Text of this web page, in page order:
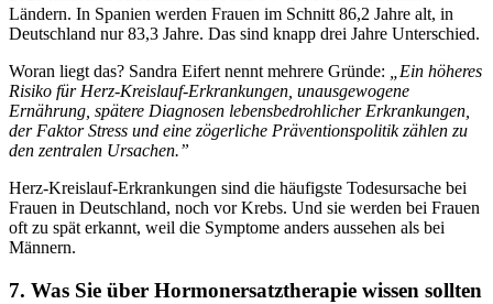
Ländern. In Spanien werden Frauen im Schnitt 86,2 Jahre alt, in
Deutschland nur 83,3 Jahre. Das sind knapp drei Jahre Unterschied.
Woran liegt das? Sandra Eifert nennt mehrere Gründe:
„Ein höheres
Risiko für Herz-Kreislauf-Erkrankungen, unausgewogene
Ernährung, spätere Diagnosen lebensbedrohlicher Erkrankungen,
der Faktor Stress und eine zögerliche Präventionspolitik zählen zu
den zentralen Ursachen.”
Herz-Kreislauf-Erkrankungen sind die häufigste Todesursache bei
Frauen in Deutschland, noch vor Krebs. Und sie werden bei Frauen
oft zu spät erkannt, weil die Symptome anders aussehen als bei
Männern.
7. Was Sie über Hormonersatztherapie wissen sollten